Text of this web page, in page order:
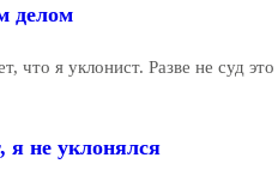
делом
что я уклонист. Разве не суд это
не уклонялся